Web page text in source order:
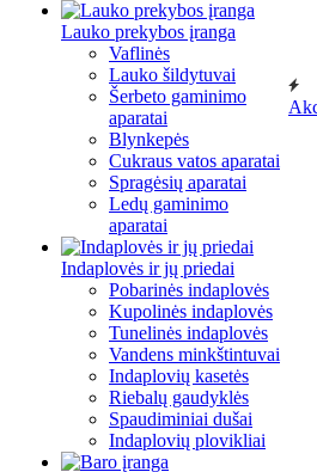
Lauko prekybos įranga
Vaflinės
Lauko šildytuvai
Šerbeto gaminimo
aparatai
Blynkepės
Cukraus vatos aparatai
Spragėsių aparatai
Ledų gaminimo
aparatai
Indaplovės ir jų priedai
Pobarinės indaplovės
Kupolinės indaplovės
Tunelinės indaplovės
Vandens minkštintuvai
Indaplovių kasetės
Riebalų gaudyklės
Spaudiminiai dušai
Indaplovių plovikliai